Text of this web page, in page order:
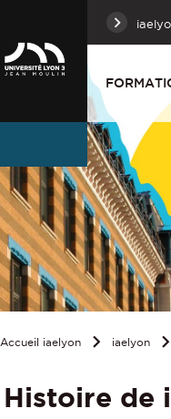
Accueil iaelyon iaelyon
Histoire de